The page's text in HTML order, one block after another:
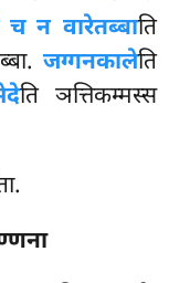
न वारेतब्बाति
जग्गनकालेति
ति ञत्तिकम्मस्स